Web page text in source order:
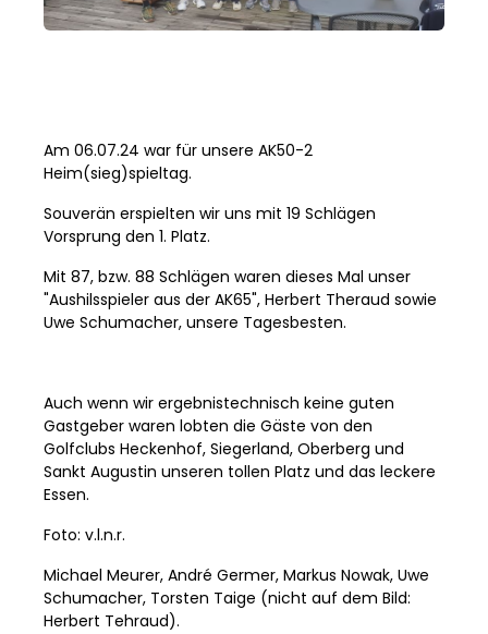
Am 06.07.24 war für unsere AK50-2
Heim(sieg)spieltag.
Souverän erspielten wir uns mit 19 Schlägen
Vorsprung den 1. Platz.
Mit 87, bzw. 88 Schlägen waren dieses Mal unser
"Aushilsspieler aus der AK65", Herbert Theraud sowie
Uwe Schumacher, unsere Tagesbesten.
Auch wenn wir ergebnistechnisch keine guten
Gastgeber waren lobten die Gäste von den
Golfclubs Heckenhof, Siegerland, Oberberg und
Sankt Augustin unseren tollen Platz und das leckere
Essen.
Foto: v.l.n.r.
Michael Meurer, André Germer, Markus Nowak, Uwe
Schumacher, Torsten Taige (nicht auf dem Bild:
Herbert Tehraud).